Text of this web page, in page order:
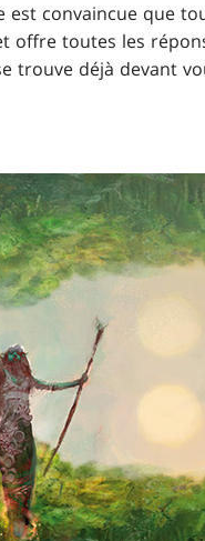
convaincue que
offre toutes les
trouve déjà devant